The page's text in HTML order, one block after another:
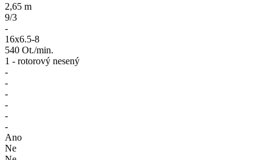
2,65 m
9/3
-
16x6.5-8
540 Ot./min.
1 - rotorový nesený
-
-
-
-
-
-
Ano
Ne